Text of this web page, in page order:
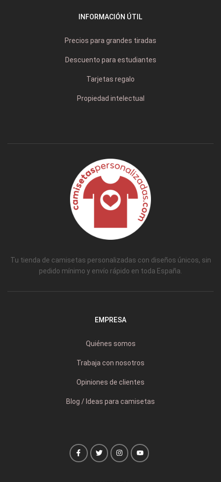
INFORMACIÓN ÚTIL
Precios para grandes tiradas
Descuento para estudiantes
Tarjetas regalo
Propiedad intelectual
Tu tienda de camisetas personalizadas con diseños únicos, sin
pedido mínimo y envío rápido en toda España.
EMPRESA
Quiénes somos
Trabaja con nosotros
Opiniones de clientes
Blog / Ideas para camisetas